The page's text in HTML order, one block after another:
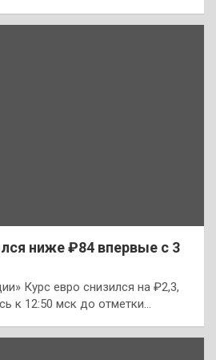
ниже ₽84 впервые с 3
Курс евро снизился на ₽2,3,
к 12:50 мск до отметки…